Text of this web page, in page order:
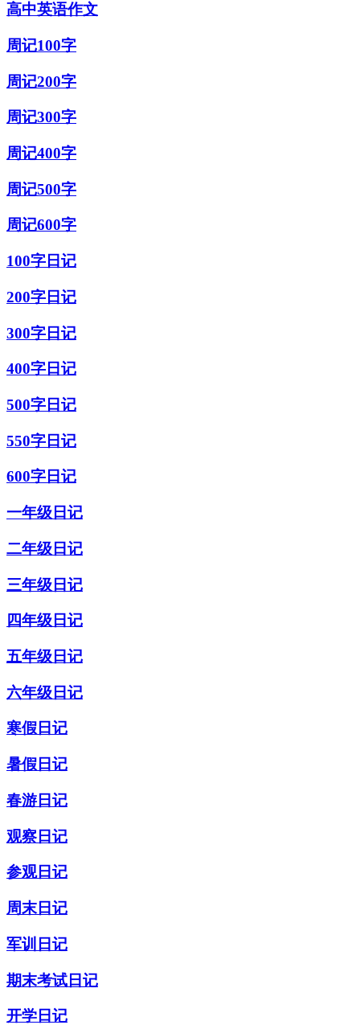
高中英语作文
周记100字
周记200字
周记300字
周记400字
周记500字
周记600字
100字日记
200字日记
300字日记
400字日记
500字日记
550字日记
600字日记
一年级日记
二年级日记
三年级日记
四年级日记
五年级日记
六年级日记
寒假日记
暑假日记
春游日记
观察日记
参观日记
周末日记
军训日记
期末考试日记
开学日记